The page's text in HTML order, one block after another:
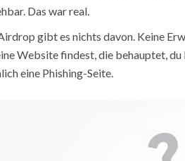
Das war real.
gibt es nichts davon. Keine
Website findest, die behauptet,
eine Phishing-Seite.